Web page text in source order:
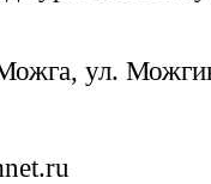
ул.